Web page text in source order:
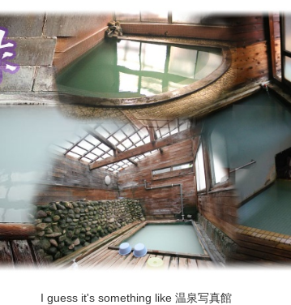
I guess it's something like 温泉写真館